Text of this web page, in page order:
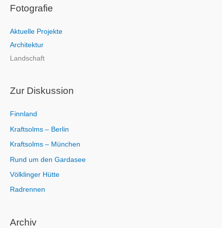
h
n
n
a
h
Fotografie
Aktuelle Projekte
Architektur
Landschaft
Zur Diskussion
Finnland
Kraftsolms – Berlin
Kraftsolms – München
Rund um den Gardasee
Völklinger Hütte
Radrennen
Archiv